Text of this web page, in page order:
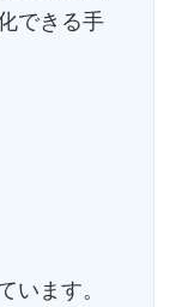
できる手
います。